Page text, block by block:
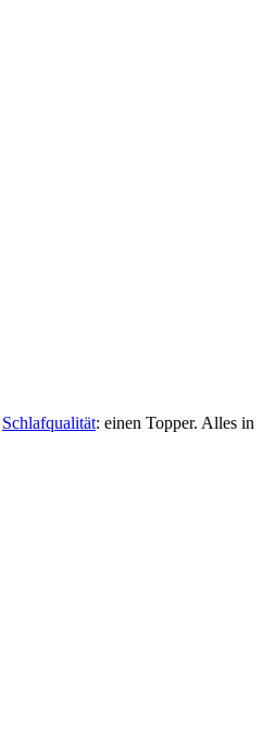
Schlafqualität: einen Topper. Alles in